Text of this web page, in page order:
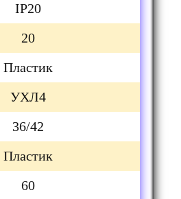
IP20
20
Пластик
УХЛ4
36/42
Пластик
60